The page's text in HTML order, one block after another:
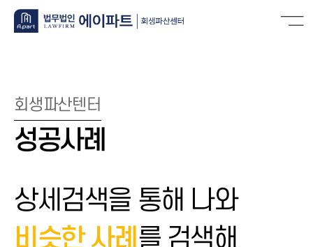
회생파산텐터
성공사례
상세검색을 통해 나와
비슷한 사례 를 검색해